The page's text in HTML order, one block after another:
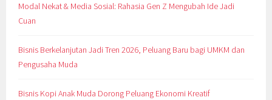
Modal Nekat & Media Sosial: Rahasia Gen Z Mengubah Ide Jadi
Cuan
Bisnis Berkelanjutan Jadi Tren 2026, Peluang Baru bagi UMKM dan
Pengusaha Muda
Bisnis Kopi Anak Muda Dorong Peluang Ekonomi Kreatif